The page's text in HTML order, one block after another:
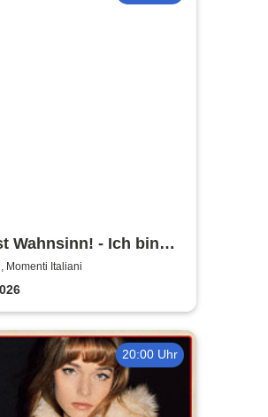
Wahnsinn! - Ich bin
um dich zu lieben!
Momenti Italiani
20:00 Uhr